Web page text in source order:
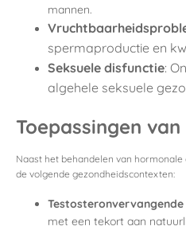
mannen.
spermaproductie en
Seksuele disfunctie:
algehele seksuele
Toepassingen
Naast het behandelen van hormonale
de volgende gezondheidscontexten:
met een tekort aan